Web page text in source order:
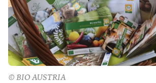
© BIO AUSTRIA